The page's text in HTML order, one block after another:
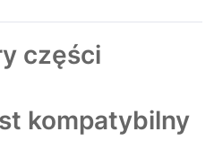
części
kompatybilny